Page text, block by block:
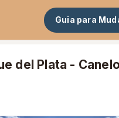
Guia para
del Plata -